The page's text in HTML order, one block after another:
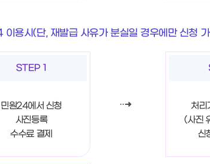
이용시(단, 재발급 사유가 분실일 경우에만 신청
STEP 1
민원24에서 신청
사진등록
수수료 결제
처리
(사진
신